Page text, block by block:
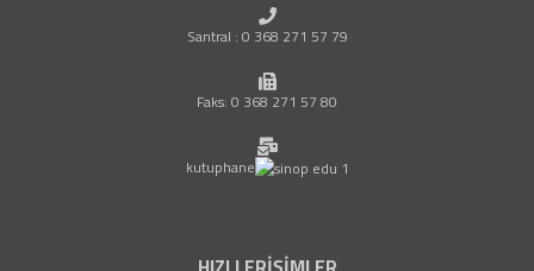
Santral : 0 368 271 57 79
Faks: 0 368 271 57 80
kutuphane